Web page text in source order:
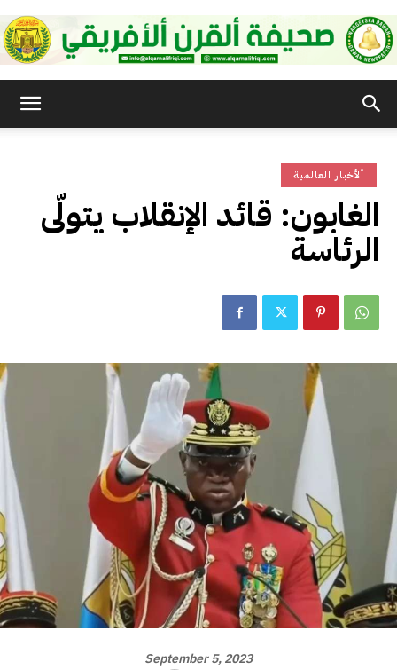
ألأخبار العالمية
الغابون: قائد الإنقلاب يتولّى
الرئاسة
September 5, 2023